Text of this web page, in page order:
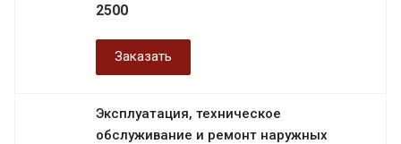
2500
Заказать
Эксплуатация, техническое
обслуживание и ремонт наружных